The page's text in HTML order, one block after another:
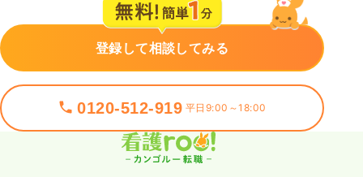
登録して相談してみる
0120-512-919 平日9:00～18:00